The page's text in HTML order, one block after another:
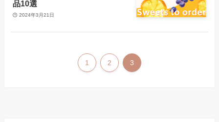
品10選
2024年3月21日
1 2 3